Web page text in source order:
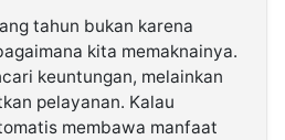
tahun bukan karena
kita memaknainya.
keuntungan, melainkan
pelayanan. Kalau
membawa manfaat